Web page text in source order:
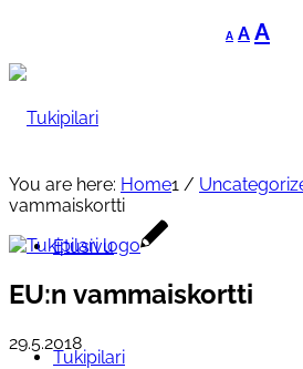
A
Decrease
font
A Reset
font
A
Etusivu
Tukipilari
You are here: Home1 /
vammaiskortti
EU:n vammaiskortti
29.5.2018